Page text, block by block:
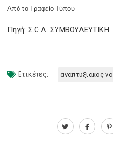
Από το Γραφείο Τύπου
Πηγή: Σ.Ο.Λ. ΣΥΜΒΟΥΛΕΥΤΙΚΗ
Ετικέτες: αναπτυξιακος